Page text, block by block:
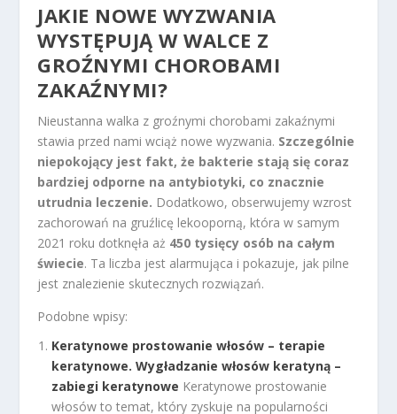
JAKIE NOWE WYZWANIA
WYSTĘPUJĄ W WALCE Z
GROŹNYMI CHOROBAMI
ZAKAŹNYMI?
Nieustanna walka z groźnymi chorobami zakaźnymi
stawia przed nami wciąż nowe wyzwania. Szczególnie
niepokojący jest fakt, że bakterie stają się coraz
bardziej odporne na antybiotyki, co znacznie
utrudnia leczenie. Dodatkowo, obserwujemy wzrost
zachorowań na gruźlicę lekooporną, która w samym
2021 roku dotknęła aż 450 tysięcy osób na całym
świecie. Ta liczba jest alarmująca i pokazuje, jak pilne
jest znalezienie skutecznych rozwiązań.
Podobne wpisy:
Keratynowe prostowanie włosów – terapie
keratynowe. Wygładzanie włosów keratyną –
zabiegi keratynowe Keratynowe prostowanie
włosów to temat, który zyskuje na popularności